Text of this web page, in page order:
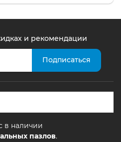
и рекомендации
в наличии
пазлов.